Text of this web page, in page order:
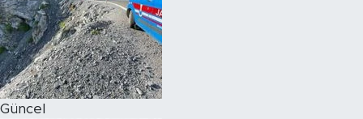
Güncel
Magazin
Özel Haber
Politika